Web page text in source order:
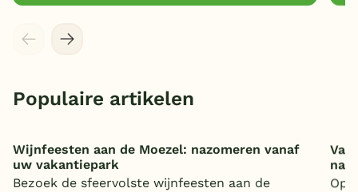
Populaire artikelen
Wijnfeesten aan de Moezel: nazomeren vanaf
uw vakantiepark
Bezoek de sfeervolste wijnfeesten aan de
Op